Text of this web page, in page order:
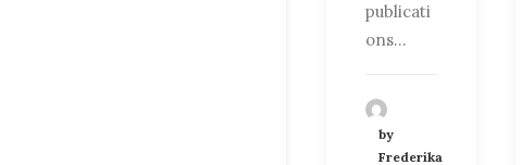
publicati
ons…
by
Frederika